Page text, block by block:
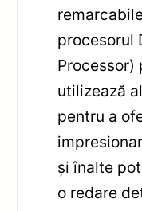
procesorul
Processor)
utilizează
pentru a
și înalte
o redare